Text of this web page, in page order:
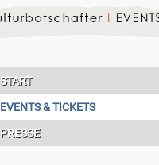
START
EVENTS & TICKETS
PRESSE